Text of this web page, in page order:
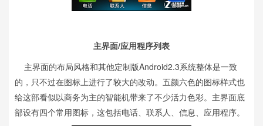
主界面/应用程序列表
主界面的布局风格和其他定制版Android2.3系统整体是一致
的，只不过在图标上进行了较大的改动。五颜六色的图标样式也
给这部看似以商务为主的智能机带来了不少活力色彩。主界面底
部设有四个常用图标，这包括电话、联系人、信息、应用程序。